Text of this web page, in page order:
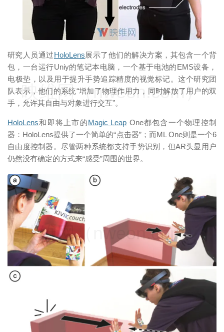
研究人员通过HoloLens展示了他们的解决方案，其包含一个背
包，一台运行Uniy的笔记本电脑，一个基于电池的EMS设备，
电极垫，以及用于提升手势追踪精度的视觉标记。这个研究团
队表示，他们的系统“增加了物理作用力，同时解放了用户的双
手，允许其自由与对象进行交互”。
HoloLens和即将上市的Magic Leap One都包含一个物理控制
器：HoloLens提供了一个简单的“点击器”；而ML One则是一个6
自由度控制器。尽管两种系统都支持手势识别，但AR头显用户
仍然没有确定的方式来“感受”周围的世界。
映维网（nweon.com）
映维网（nweon.com）